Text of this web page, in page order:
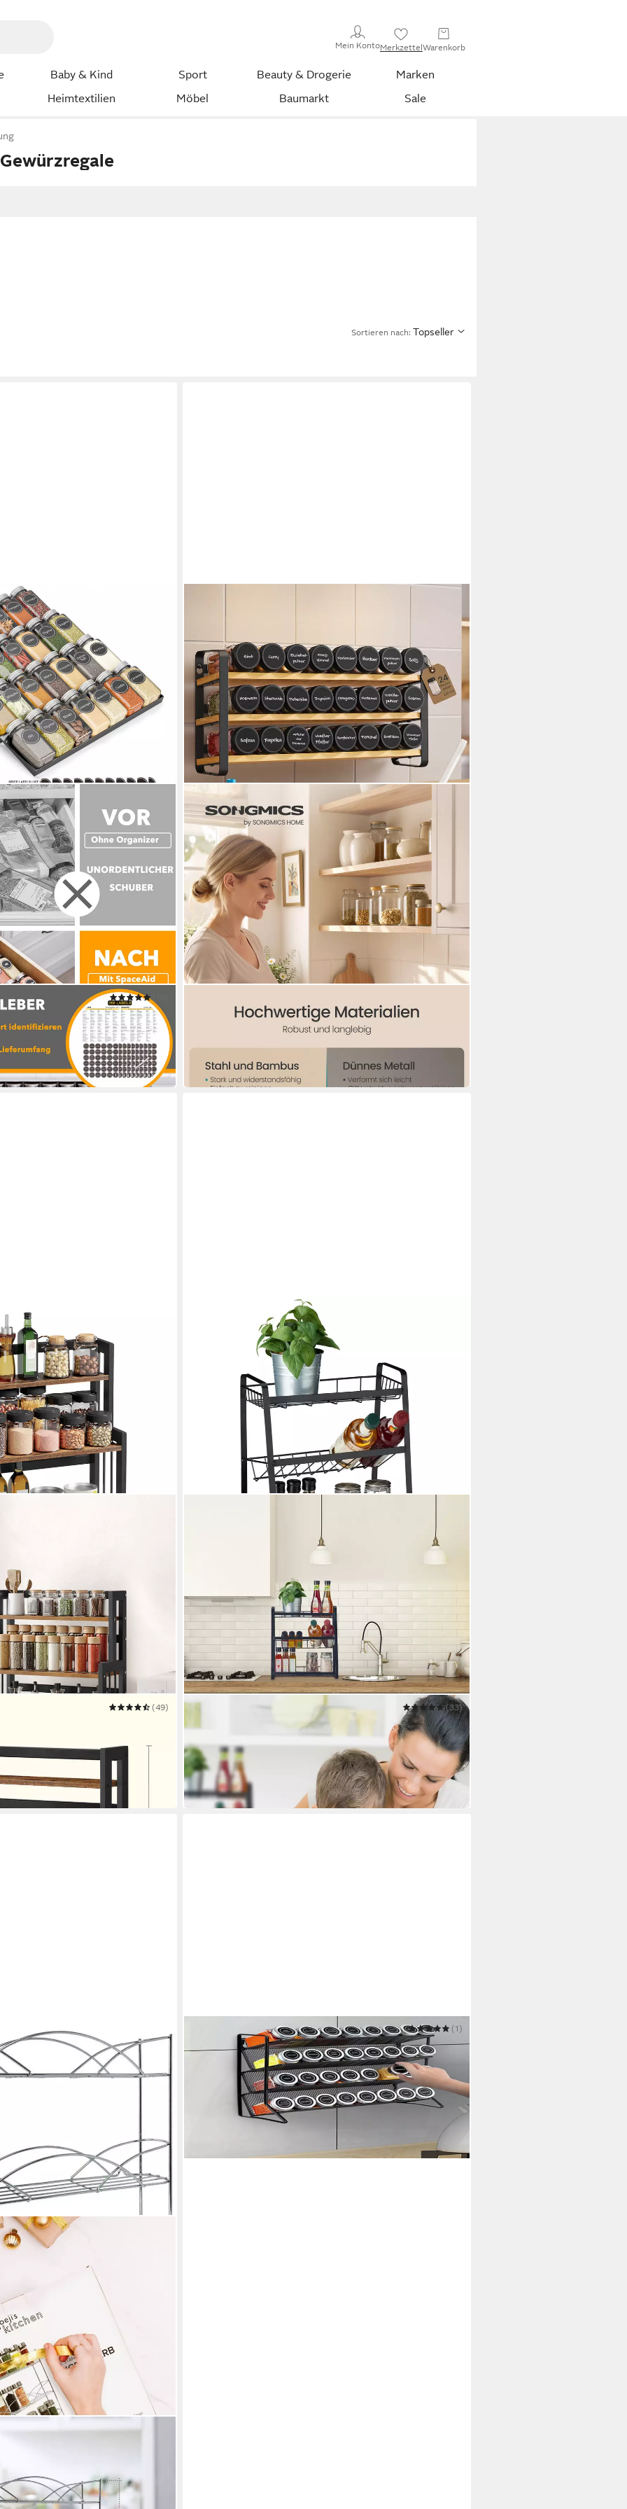
Mein KontoMerkzettelWarenkorb
Baby & Kind Sport Beauty & Drogerie
Marken
Heimtextilien Möbel Baumarkt Sale
Sortieren nach: Topseller
Schubladen
Gewürzregal Bezug abnehmbar, waschbar, rutschfest,
Innenfutter wasserabweisend
in 3-4 Werktagen bei dir
(49)
Gewürzregal 3 Etagen stehend
(33)
22,99 € UVP
-43%
in 2-3 Werktagen bei dir
Gewürzregal 4-stöckiges Gewürzregal Stehend
Gewürzregale für Gewürzdosen (45mm)
(1)
UVP62,59 €
(2,16 €/ 1 Stk)
in 5-6 Werktagen bei dir